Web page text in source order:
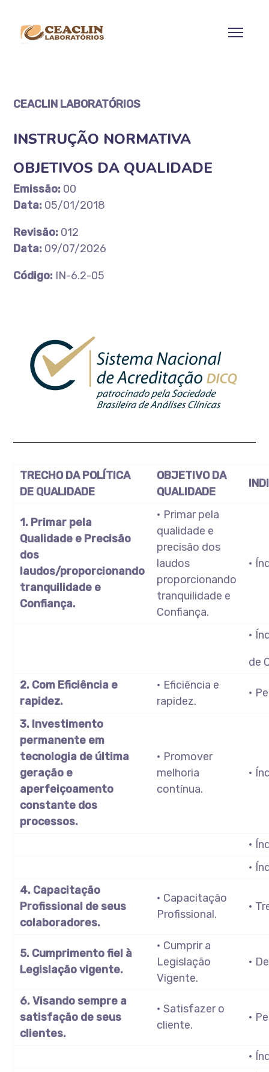
CEACLIN LABORATÓRIOS
INSTRUÇÃO NORMATIVA
OBJETIVOS DA QUALIDADE
Emissão: 00
Data: 05/01/2018
Revisão: 012
Data: 09/07/2026
Código: IN-6.2-05
TRECHO DA POLÍTICA
DE QUALIDADE
OBJETIVO DA
QUALIDADE
1. Primar pela
Qualidade e Precisão
dos
laudos/proporcionando
tranquilidade e
Confiança.
• Primar pela
qualidade e
precisão dos
laudos
proporcionando
tranquilidade e
Confiança.
•
•
de
2. Com Eficiência e
rapidez.
• Eficiência e
rapidez.
•
3. Investimento
permanente em
tecnologia de última
geração e
aperfeiçoamento
constante dos
processos.
• Promover
melhoria
contínua.
•
•
•
4. Capacitação
Profissional de seus
colaboradores.
• Capacitação
Profissional.
•
5. Cumprimento fiel à
Legislação vigente.
• Cumprir a
Legislação
Vigente.
•
6. Visando sempre a
satisfação de seus
clientes.
• Satisfazer o
cliente.
•
•